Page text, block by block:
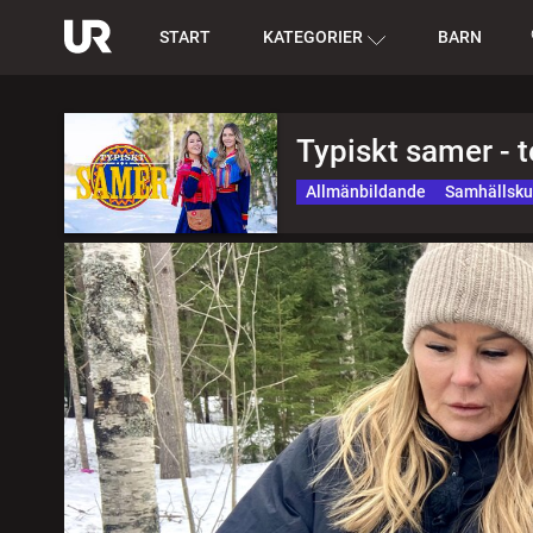
START KATEGORIER BARN
Typiskt samer -
Allmänbildande